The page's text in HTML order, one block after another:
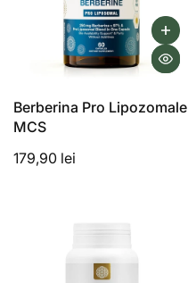
Berberina Pro Lipozomale
MCS
179,90 lei